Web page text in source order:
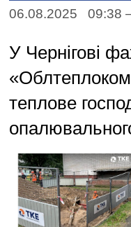
06.08.2025 09:38
У Чернігові
теплове